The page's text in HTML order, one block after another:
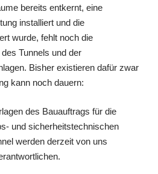
bereits entkernt, eine
installiert und die
wurde, fehlt noch die
Tunnels und der
Bisher existieren dafür zwar
kann noch dauern:
des Bauauftrags für die
und sicherheitstechnischen
werden derzeit von uns